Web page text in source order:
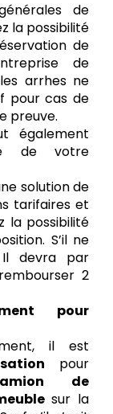
de
la possibilité
de
de
arrhes ne
pour cas de
preuve.
également
de votre
solution de
tarifaires et
la possibilité
S’il ne
Il devra par
2
pour
il est
pour
de
sur la